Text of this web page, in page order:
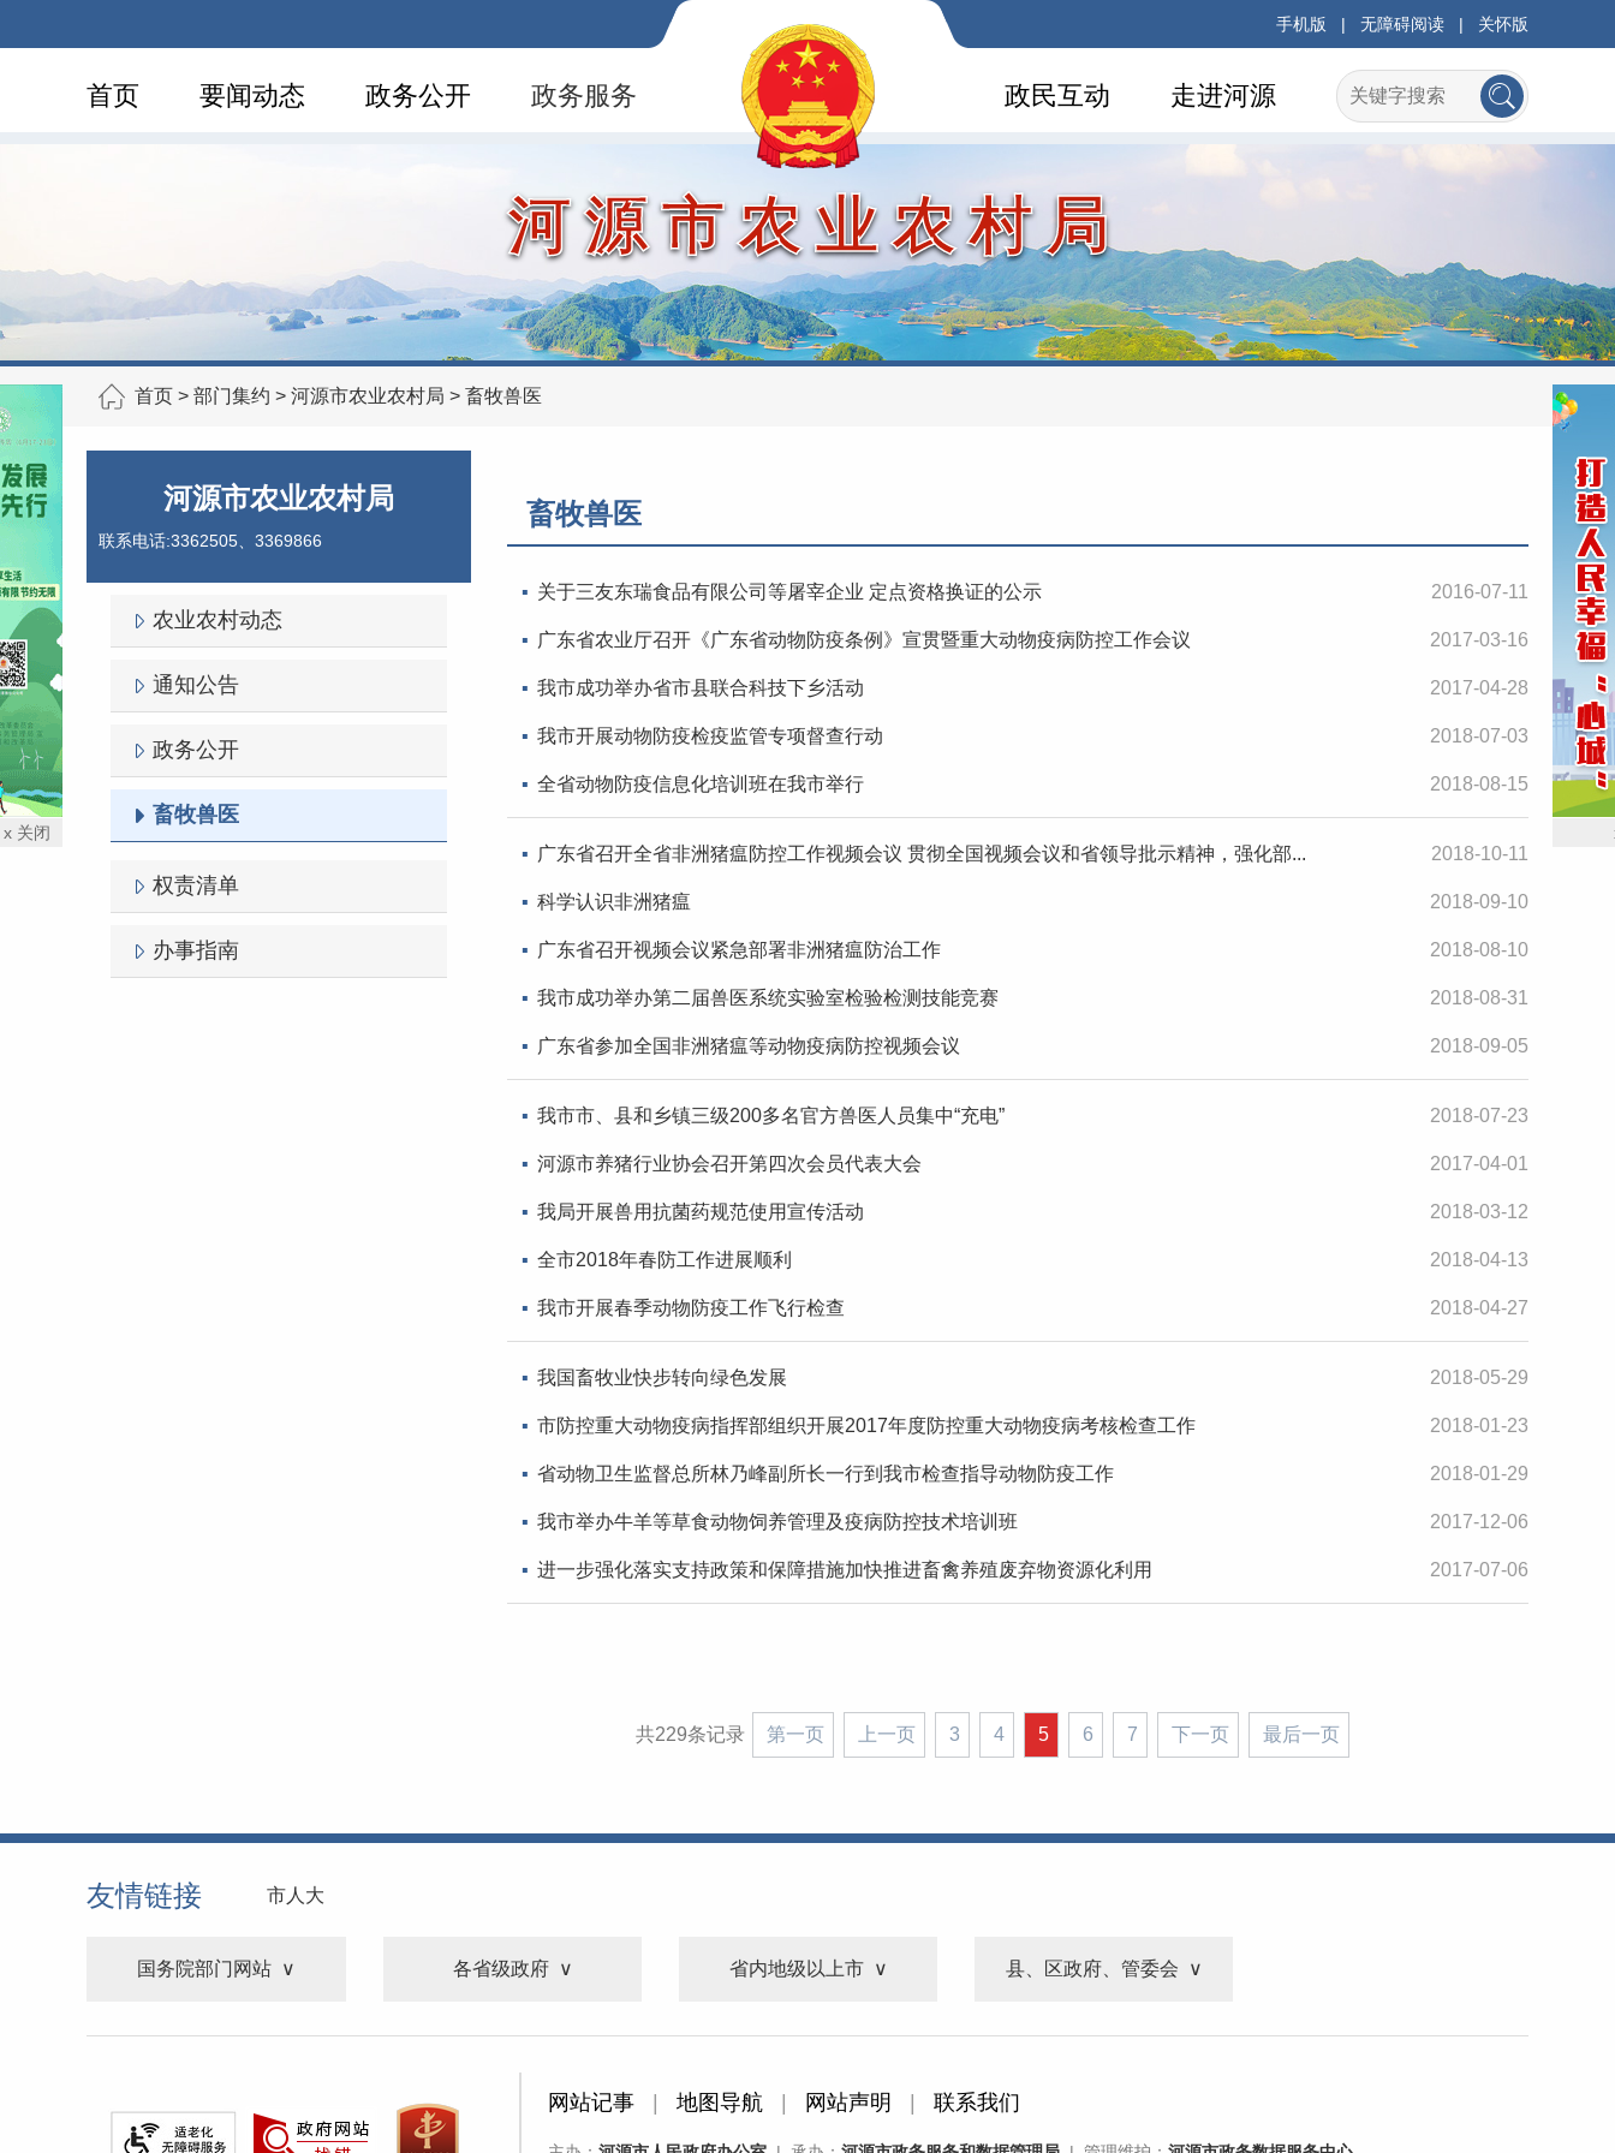
手机版 | 无障碍阅读 | 关怀版
首页 要闻动态 政务公开 政务服务 走进河源
政民互动
河源市农业农村局
首页 > 部门集约 > 河源市农业农村局 > 畜牧兽医
河源市农业农村局
联系电话:3362505、3369866
农业农村动态
通知公告
政务公开
畜牧兽医
权责清单
办事指南
畜牧兽医
2016-07-11
关于三友东瑞食品有限公司等屠宰企业 定点资格换证的公示
2017-03-16
广东省农业厅召开《广东省动物防疫条例》宣贯暨重大动物疫病防控工作会议
2017-04-28
我市成功举办省市县联合科技下乡活动
2018-07-03
我市开展动物防疫检疫监管专项督查行动
2018-08-15
全省动物防疫信息化培训班在我市举行
2018-10-11
广东省召开全省非洲猪瘟防控工作视频会议 贯彻全国视频会议和省领导批示精神，强化部...
2018-09-10
科学认识非洲猪瘟
2018-08-10
广东省召开视频会议紧急部署非洲猪瘟防治工作
2018-08-31
我市成功举办第二届兽医系统实验室检验检测技能竞赛
2018-09-05
广东省参加全国非洲猪瘟等动物疫病防控视频会议
2018-07-23
我市市、县和乡镇三级200多名官方兽医人员集中“充电”
2017-04-01
河源市养猪行业协会召开第四次会员代表大会
2018-03-12
我局开展兽用抗菌药规范使用宣传活动
2018-04-13
全市2018年春防工作进展顺利
2018-04-27
我市开展春季动物防疫工作飞行检查
2018-05-29
我国畜牧业快步转向绿色发展
2018-01-23
市防控重大动物疫病指挥部组织开展2017年度防控重大动物疫病考核检查工作
2018-01-29
省动物卫生监督总所林乃峰副所长一行到我市检查指导动物防疫工作
2017-12-06
我市举办牛羊等草食动物饲养管理及疫病防控技术培训班
2017-07-06
进一步强化落实支持政策和保障措施加快推进畜禽养殖废弃物资源化利用
共229条记录 第一页 上一页 3 4 5 6 7 下一页 最后一页
友情链接 市人大
国务院部门网站 各省级政府 省内地级以上市 县、区政府、管委会
网站记事 地图导航 网站声明 联系我们
x 关闭